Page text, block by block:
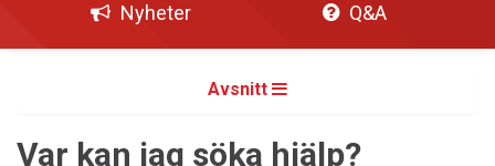
Nyheter
Q&A
Avsnitt
Var kan jag söka hjälp?